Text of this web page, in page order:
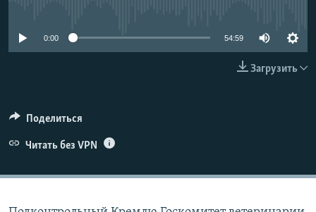
КРЫМ.НЕПОКОРЕННЫЙ
0:00 54:59
Загрузить
Поделиться
Читать без VPN